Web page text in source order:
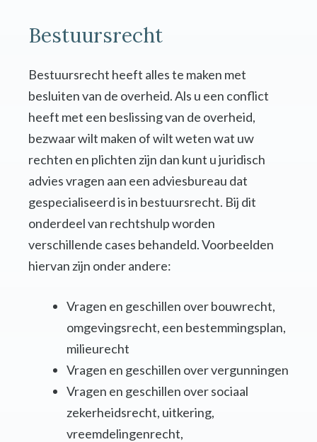
Bestuursrecht
Bestuursrecht heeft alles te maken met
besluiten van de overheid. Als u een conflict
heeft met een beslissing van de overheid,
bezwaar wilt maken of wilt weten wat uw
rechten en plichten zijn dan kunt u juridisch
advies vragen aan een adviesbureau dat
gespecialiseerd is in bestuursrecht. Bij dit
onderdeel van rechtshulp worden
verschillende cases behandeld. Voorbeelden
hiervan zijn onder andere:
Vragen en geschillen over bouwrecht,
omgevingsrecht, een bestemmingsplan,
milieurecht
Vragen en geschillen over vergunningen
Vragen en geschillen over sociaal
zekerheidsrecht, uitkering,
vreemdelingenrecht,